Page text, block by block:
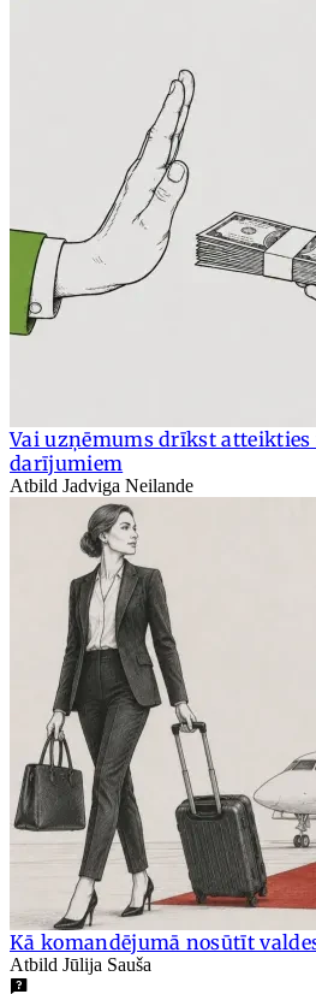
Vai uzņēmums drīkst atteikties
darījumiem
Atbild Jadviga Neilande
Kā komandējumā nosūtīt
Atbild Jūlija Sauša